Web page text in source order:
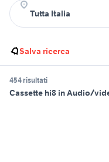
Salva ricerca
454 risultati
Cassette hi8 in Audio/